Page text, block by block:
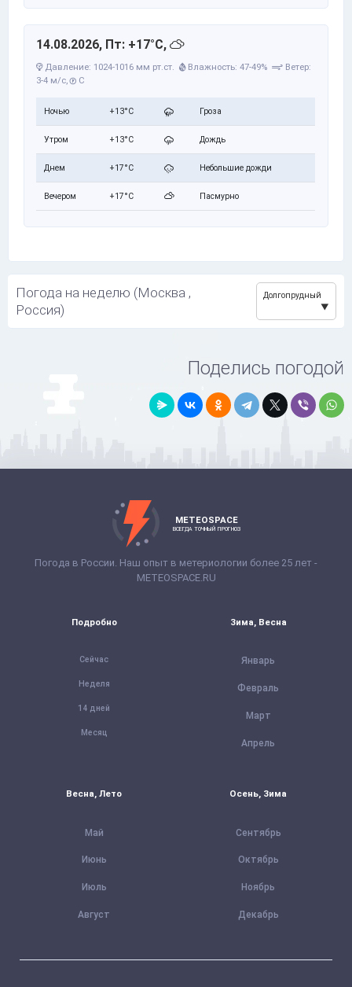
14.08.2026, Пт: +17°C,
Давление: 1024-1016 мм рт.ст. Влажность: 47-49%
Ветер:
3-4 м/с,
С
Ночью +13°C Гроза
Утром +13°C Дождь
Днем +17°C Небольшие дожди
Вечером +17°C Пасмурно
Погода на неделю (Москва ,
Россия)
Долгопрудный
Поделись погодой
METEOSPACE
ВСЕГДА ТОЧНЫЙ ПРОГНОЗ
Погода в России. Наш опыт в метериологии более 25 лет -
METEOSPACE.RU
Подробно
Сейчас
Неделя
14 дней
Месяц
Зима, Весна
Январь
Февраль
Март
Апрель
Весна, Лето
Май
Июнь
Июль
Август
Осень, Зима
Сентябрь
Октябрь
Ноябрь
Декабрь